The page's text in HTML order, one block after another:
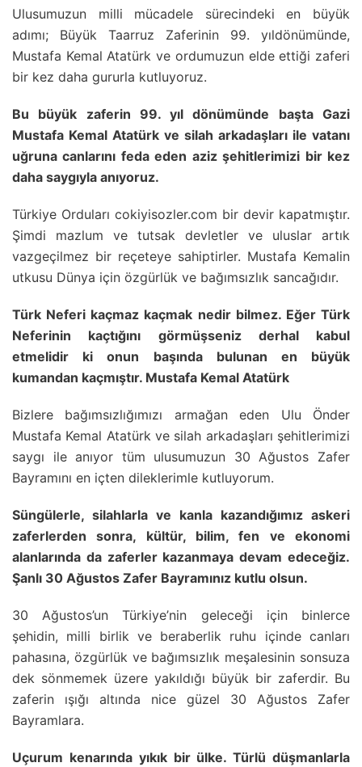
Ulusumuzun milli mücadele sürecindeki en büyük
adımı; Büyük Taarruz Zaferinin 99. yıldönümünde,
Mustafa Kemal Atatürk ve ordumuzun elde ettiği zaferi
bir kez daha gururla kutluyoruz.
Bu büyük zaferin 99. yıl dönümünde başta Gazi
Mustafa Kemal Atatürk ve silah arkadaşları ile vatanı
uğruna canlarını feda eden aziz şehitlerimizi bir kez
daha saygıyla anıyoruz.
Türkiye Orduları cokiyisozler.com bir devir kapatmıştır.
Şimdi mazlum ve tutsak devletler ve uluslar artık
vazgeçilmez bir reçeteye sahiptirler. Mustafa Kemalin
utkusu Dünya için özgürlük ve bağımsızlık sancağıdır.
Türk Neferi kaçmaz kaçmak nedir bilmez. Eğer Türk
Neferinin kaçtığını görmüşseniz derhal kabul
etmelidir ki onun başında bulunan en büyük
kumandan kaçmıştır. Mustafa Kemal Atatürk
Bizlere bağımsızlığımızı armağan eden Ulu Önder
Mustafa Kemal Atatürk ve silah arkadaşları şehitlerimizi
saygı ile anıyor tüm ulusumuzun 30 Ağustos Zafer
Bayramını en içten dileklerimle kutluyorum.
Süngülerle, silahlarla ve kanla kazandığımız askeri
zaferlerden sonra, kültür, bilim, fen ve ekonomi
alanlarında da zaferler kazanmaya devam edeceğiz.
Şanlı 30 Ağustos Zafer Bayramınız kutlu olsun.
30 Ağustos’un Türkiye’nin geleceği için binlerce
şehidin, milli birlik ve beraberlik ruhu içinde canları
pahasına, özgürlük ve bağımsızlık meşalesinin sonsuza
dek sönmemek üzere yakıldığı büyük bir zaferdir. Bu
zaferin ışığı altında nice güzel 30 Ağustos Zafer
Bayramlara.
Uçurum kenarında yıkık bir ülke. Türlü düşmanlarla